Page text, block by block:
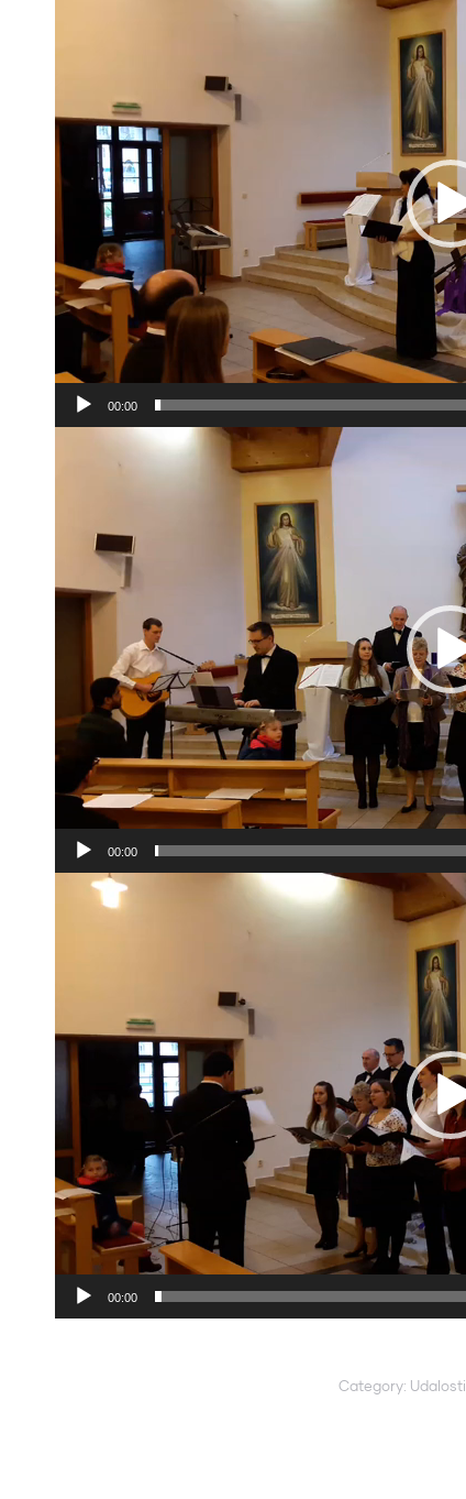
00:00
prehrávač
00:00
Video
prehrávač
00:00
Category: Udalosti